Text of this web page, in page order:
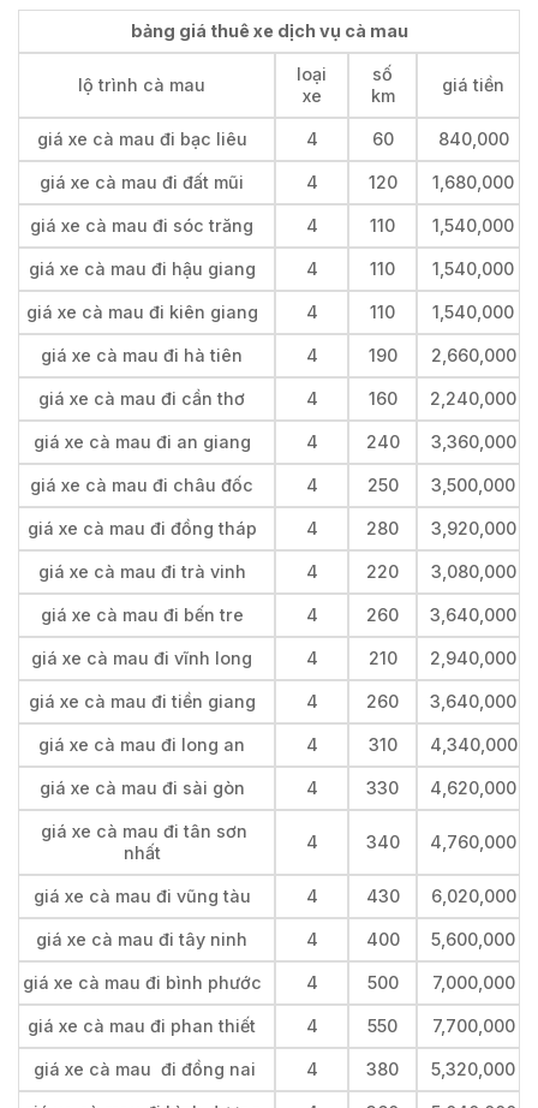
bảng giá thuê xe dịch vụ cà mau
lộ trình cà mau
loại
xe
số
km
giá tiền
giá xe cà mau đi bạc liêu 4 60 840,000
giá xe cà mau đi đất mũi 4 120 1,680,000
giá xe cà mau đi sóc trăng 4 110 1,540,000
giá xe cà mau đi hậu giang 4 110 1,540,000
giá xe cà mau đi kiên giang 4 110 1,540,000
giá xe cà mau đi hà tiên 4 190 2,660,000
giá xe cà mau đi cần thơ 4 160 2,240,000
giá xe cà mau đi an giang 4 240 3,360,000
giá xe cà mau đi châu đốc 4 250 3,500,000
giá xe cà mau đi đồng tháp 4 280 3,920,000
giá xe cà mau đi trà vinh 4 220 3,080,000
giá xe cà mau đi bến tre 4 260 3,640,000
giá xe cà mau đi vĩnh long 4 210 2,940,000
giá xe cà mau đi tiền giang 4 260 3,640,000
giá xe cà mau đi long an 4 310 4,340,000
giá xe cà mau đi sài gòn 4 330 4,620,000
giá xe cà mau đi tân sơn
nhất
4 340 4,760,000
giá xe cà mau đi vũng tàu 4 430 6,020,000
giá xe cà mau đi tây ninh 4 400 5,600,000
giá xe cà mau đi bình phước 4 500 7,000,000
giá xe cà mau đi phan thiết 4 550 7,700,000
giá xe cà mau đi đồng nai 4 380 5,320,000